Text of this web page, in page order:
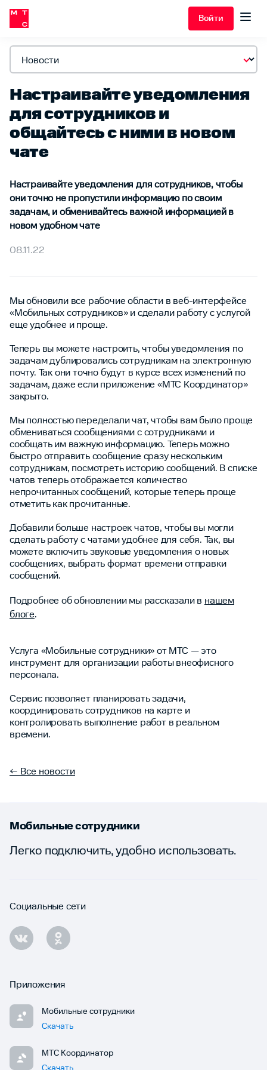
Войти
Настраивайте уведомления
для сотрудников и
общайтесь с ними в новом
чате
Настраивайте уведомления для сотрудников, чтобы
они точно не пропустили информацию по своим
задачам, и обменивайтесь важной информацией в
новом удобном чате
08.11.22
Мы обновили все рабочие области в веб-интерфейсе
«Мобильных сотрудников» и сделали работу с услугой
еще удобнее и проще.
Теперь вы можете настроить, чтобы уведомления по
задачам дублировались сотрудникам на электронную
почту. Так они точно будут в курсе всех изменений по
задачам, даже если приложение «МТС Координатор»
закрыто.
Мы полностью переделали чат, чтобы вам было проще
обмениваться сообщениями с сотрудниками и
сообщать им важную информацию. Теперь можно
быстро отправить сообщение сразу нескольким
сотрудникам, посмотреть историю сообщений. В списке
чатов теперь отображается количество
непрочитанных сообщений, которые теперь проще
отметить как прочитанные.
Добавили больше настроек чатов, чтобы вы могли
сделать работу с чатами удобнее для себя. Так, вы
можете включить звуковые уведомления о новых
сообщениях, выбрать формат времени отправки
сообщений.
Подробнее об обновлении мы рассказали в нашем
блоге.
Услуга «Мобильные сотрудники» от МТС — это
инструмент для организации работы внеофисного
персонала.
Сервис позволяет планировать задачи,
координировать сотрудников на карте и
контролировать выполнение работ в реальном
времени.
← Все новости
Мобильные сотрудники
Легко подключить, удобно использовать.
Социальные сети
Приложения
Мобильные сотрудники
Скачать
МТС Координатор